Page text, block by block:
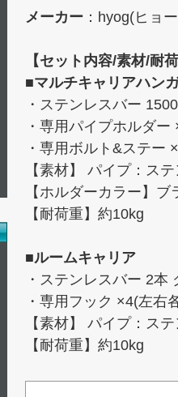
メーカー ：hyog(ヒョ
【セット内容/素材/耐
■マルチキャリアハン
・ステンレスバー
・専用パイプホルダ
・専用ボルト&ステー
【素材】 パイプ：ス
【ホルダーカラー】
【耐荷重】約10kg
■ルームキャリア
・ステンレスバー 2本
・専用フック ×4(左右
【素材】 パイプ：ス
【耐荷重】約10kg